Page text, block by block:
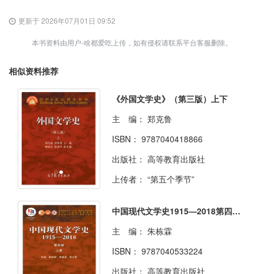
更新于 2026年07月01日 09:52
本书资料由用户-啥都爱吃上传，如有侵权请联系平台客服删除。
相似资料推荐
《外国文学史》（第三版）上下
主 编： 郑克鲁
ISBN： 9787040418866
出版社： 高等教育出版社
上传者： “第五个季节”
中国现代文学史1915—2018第四版上下册
主 编： 朱栋霖
ISBN： 9787040533224
出版社： 高等教育出版社